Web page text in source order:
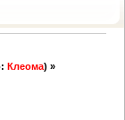
Клеома) »